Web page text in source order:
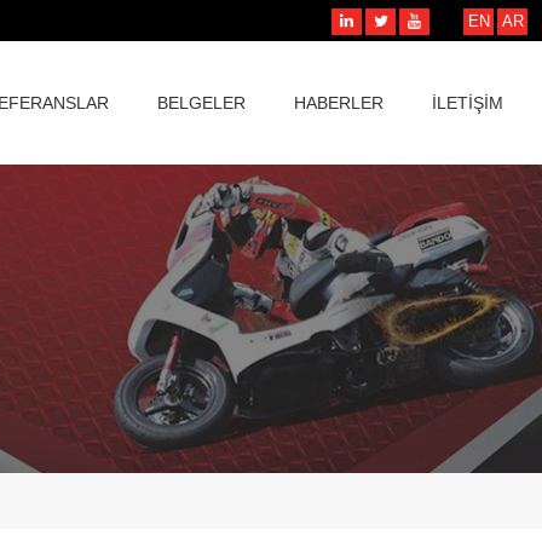
EN AR
BELGELER HABERLER İLETİŞİM